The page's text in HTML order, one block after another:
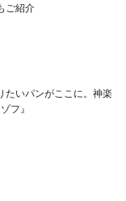
ご紹介
たいパンがここに。神楽
フ』